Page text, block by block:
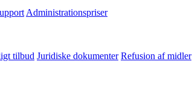
Administrationspriser
tilbud Juridiske dokumenter Refusion af midler